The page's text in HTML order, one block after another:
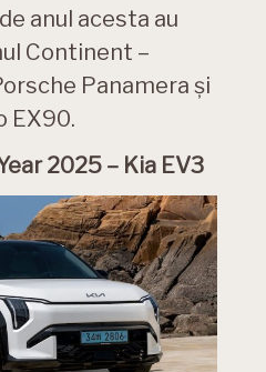
anul acesta au
Continent –
Panamera și
EX90.
2025 – Kia EV3